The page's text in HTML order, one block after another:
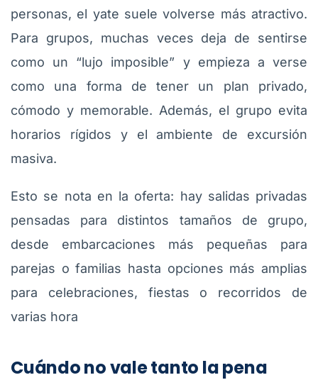
personas, el yate suele volverse más atractivo.
Para grupos, muchas veces deja de sentirse
como un “lujo imposible” y empieza a verse
como una forma de tener un plan privado,
cómodo y memorable. Además, el grupo evita
horarios rígidos y el ambiente de excursión
masiva.
Esto se nota en la oferta: hay salidas privadas
pensadas para distintos tamaños de grupo,
desde embarcaciones más pequeñas para
parejas o familias hasta opciones más amplias
para celebraciones, fiestas o recorridos de
varias hora
Cuándo no vale tanto la pena